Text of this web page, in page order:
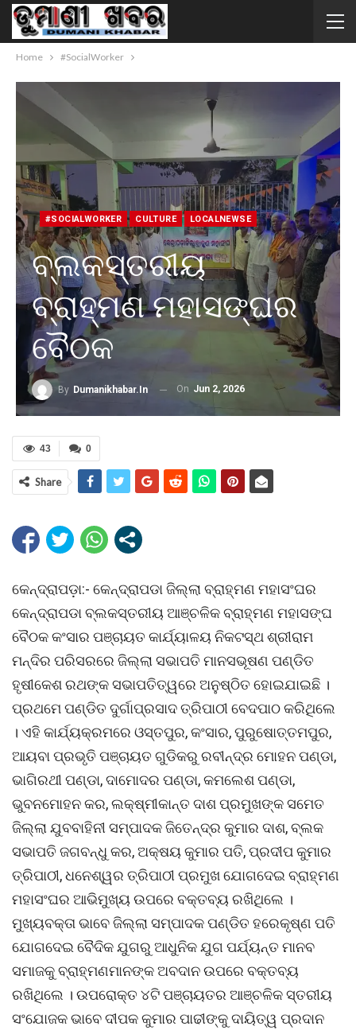
Home #SocialWorker
#SOCIALWORKER CULTURE LOCALNEWSE
ବ୍ଲକସ୍ତରୀୟ
ବ୍ରାହ୍ମଣ ମହାସଙ୍ଘର
ବୈଠକ
By Dumanikhabar.in On Jun 2, 2026
0
43
Share
କେନ୍ଦ୍ରାପଡ଼ା:- କେନ୍ଦ୍ରାପଡା ଜିଲ୍ଲା ବ୍ରାହ୍ମଣ ମହାସଂଘର
କେନ୍ଦ୍ରାପଡା ବ୍ଲକସ୍ତରୀୟ ଆଞ୍ଚଳିକ ବ୍ରାହ୍ମଣ ମହାସଙ୍ଘ
ବୈଠକ କଂସାର ପଞ୍ଚାୟତ କାର୍ଯ୍ୟାଳୟ ନିକଟସ୍ଥ ଶ୍ରୀରାମ
ମନ୍ଦିର ପରିସରରେ ଜିଲ୍ଲା ସଭାପତି ମାନସଭୂଷଣ ପଣ୍ଡିତ
ହୃଷୀକେଶ ରଥଙ୍କ ସଭାପତିତ୍ୱରେ ଅନୁଷ୍ଠିତ ହୋଇଯାଇଛି ।
ପ୍ରଥମେ ପଣ୍ଡିତ ଦୁର୍ଗାପ୍ରସାଦ ତ୍ରିପାଠୀ ବେଦପାଠ କରିଥିଲେ
। ଏହି କାର୍ଯ୍ୟକ୍ରମରେ ଓସ୍ତପୁର, କଂସାର, ପୁରୁଷୋତ୍ତମପୁର,
ଆୟବା ପ୍ରଭୃତି ପଞ୍ଚାୟତ ଗୁଡିକରୁ ରବୀନ୍ଦ୍ର ମୋହନ ପଣ୍ଡା,
ଭାଗିରଥୀ ପଣ୍ଡା, ଦାମୋଦର ପଣ୍ଡା, କମଲେଶ ପଣ୍ଡା,
ଭୁବନମୋହନ କର, ଲକ୍ଷ୍ମୀକାନ୍ତ ଦାଶ ପ୍ରମୁଖଙ୍କ ସମେତ
ଜିଲ୍ଲା ଯୁବବାହିନୀ ସମ୍ପାଦକ ଜିତେନ୍ଦ୍ର କୁମାର ଦାଶ, ବ୍ଲକ
ସଭାପତି ଜଗବନ୍ଧୁ କର, ଅକ୍ଷୟ କୁମାର ପତି, ପ୍ରଦୀପ କୁମାର
ତ୍ରିପାଠୀ, ଧନେଶ୍ୱର ତ୍ରିପାଠୀ ପ୍ରମୁଖ ଯୋଗଦେଇ ବ୍ରାହ୍ମଣ
ମହାସଂଘର ଆଭିମୁଖ୍ୟ ଉପରେ ବକ୍ତବ୍ୟ ରଖିଥିଲେ ।
ମୁଖ୍ୟବକ୍ତା ଭାବେ ଜିଲ୍ଲା ସମ୍ପାଦକ ପଣ୍ଡିତ ହରେକୃଷ୍ଣ ପତି
ଯୋଗଦେଇ ବୈଦିକ ଯୁଗରୁ ଆଧୁନିକ ଯୁଗ ପର୍ଯ୍ୟନ୍ତ ମାନବ
ସମାଜକୁ ବ୍ରାହ୍ମଣମାନଙ୍କ ଅବଦାନ ଉପରେ ବକ୍ତବ୍ୟ
ରଖିଥିଲେ । ଉପରୋକ୍ତ ୪ଟି ପଞ୍ଚାୟତର ଆଞ୍ଚଳିକ ସ୍ତରୀୟ
ସଂଯୋଜକ ଭାବେ ଦୀପକ କୁମାର ପାଢୀଙ୍କୁ ଦାୟିତ୍ୱ ପ୍ରଦାନ